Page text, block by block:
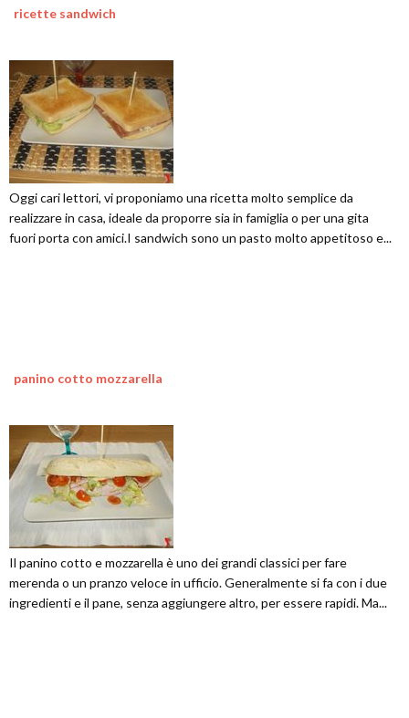
ricette sandwich
Oggi cari lettori, vi proponiamo una ricetta molto semplice da
realizzare in casa, ideale da proporre sia in famiglia o per una gita
fuori porta con amici.I sandwich sono un pasto molto appetitoso e...
panino cotto mozzarella
Il panino cotto e mozzarella è uno dei grandi classici per fare
merenda o un pranzo veloce in ufficio. Generalmente si fa con i due
ingredienti e il pane, senza aggiungere altro, per essere rapidi. Ma...